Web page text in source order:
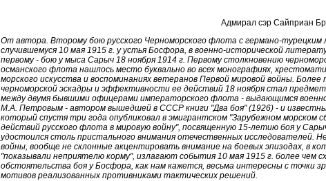
Адмирал сэр Сайприан
От автора. Второму бою русского Черноморского флота с германо-турецким
случившемуся 10 мая 1915 г. у устья Босфора, в военно-исторической
первому - бою у мыса Сарыч 18 ноября 1914 г. Первому столкновению
османского флота нашлось место буквально во всех монографиях,
морского искусства и воспоминаниях ветеранов Первой мировой войны.
черноморской эскадры и эффективности ее действий 18 ноября стал
между двумя бывшими офицерами императорского флота - выдающимся
М.А. Петровым - автором вышедшей в СССР книги "Два боя" (1926) - и
который спустя три года опубликовал в эмигрантском "Зарубежном морском
действий русского флота в мировую войну", посвященную 15-летию боя у
удостоился столь пристального внимания отечественных исследователей.
войны, вообще не склонные акцентировать внимание на боевых эпизодах, в
"показывали неприятелю корму", излагают события 10 мая 1915 г. более чем
обстоятельства боя у Босфора, как нам кажется, весьма интересны с точки
мотивов реализованных противниками тактических решений.